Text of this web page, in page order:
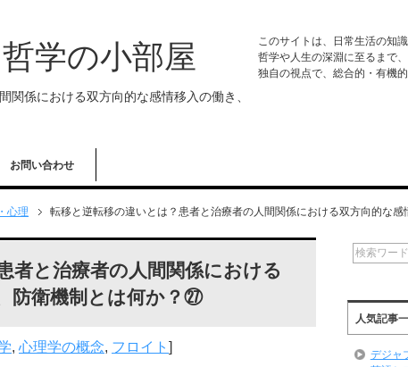
学の小部屋
関係における双方向的な感情移入の働き、
このサイトは、日常生活の知
哲学や人生の深淵に至るまで
独自の視点で、総合的・有機
お問い合わせ
心理 転移と逆転移の違いとは？患者と治療者の人間関係における双方向的な
者と治療者の人間関係における
防衛機制とは何か？㉗
, 心理学の概念, フロイト ]
人気記事
デジャ